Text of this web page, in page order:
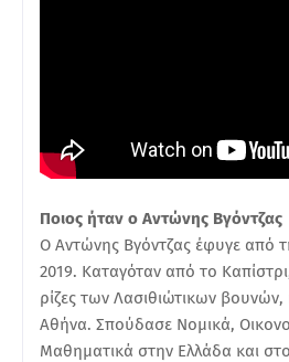
Ποιος ήταν ο Αντώνης Βγόντζας
Ο Αντώνης Βγόντζας έφυγε από
2019. Καταγόταν από το
ρίζες των Λασιθιώτικων
Αθήνα. Σπούδασε Νομικά,
Μαθηματικά στην Ελλάδα και